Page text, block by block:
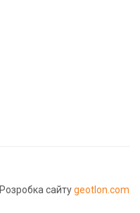
Розробка сайтуgeotlon.com